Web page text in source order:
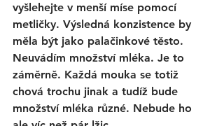
vyšlehejte v menší míse pomocí
metličky. Výsledná konzistence by
měla být jako palačinkové těsto.
Neuvádím množství mléka. Je to
záměrně. Každá mouka se totiž
chová trochu jinak a tudíž bude
množství mléka různé. Nebude ho